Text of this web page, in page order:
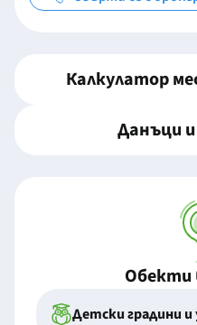
Калкулатор
Данъци
Обекти
Детски градини